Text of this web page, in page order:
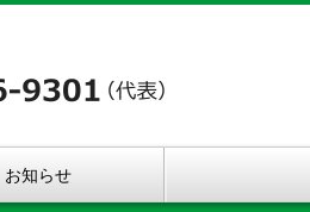
お知らせ